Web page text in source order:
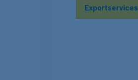
Exportservices